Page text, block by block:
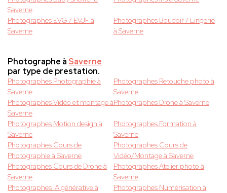
Saverne
Photographes EVG / EVJF à
Saverne
Photographes Boudoir / Lingerie
à Saverne
Photographe à Saverne
par type de prestation.
Photographes Photographie à
Saverne
Photographes Retouche photo à
Saverne
Photographes Vidéo et montage à
Saverne
Photographes Drone à Saverne
Photographes Motion design à
Saverne
Photographes Formation à
Saverne
Photographes Cours de
Photographie à Saverne
Photographes Cours de
Vidéo/Montage à Saverne
Photographes Cours de Drone à
Saverne
Photographes Atelier photo à
Saverne
Photographes IA générative à
Photographes Numérisation à